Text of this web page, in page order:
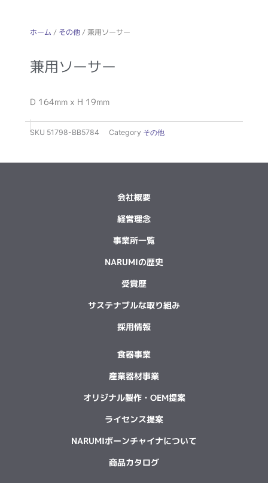
ホーム / その他/ 兼用ソーサー
兼用ソーサー
D 164mm x H 19mm
SKU 51798-BB5784 Category その他
会社概要
経営理念
事業所一覧
NARUMIの歴史
受賞歴
サステナブルな取り組み
採用情報
食器事業
産業器材事業
オリジナル製作・OEM提案
ライセンス提案
NARUMIボーンチャイナについて
商品カタログ